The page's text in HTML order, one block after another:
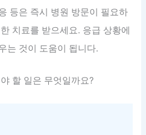
등은 즉시 병원 방문이 필요하
치료를 받으세요. 응급 상황에
는 것이 도움이 됩니다.
할 일은 무엇일까요?